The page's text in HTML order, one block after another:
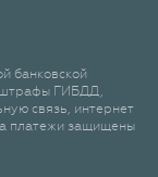
банковской
штрафы ГИБДД,
связь, интернет
платежи защищены